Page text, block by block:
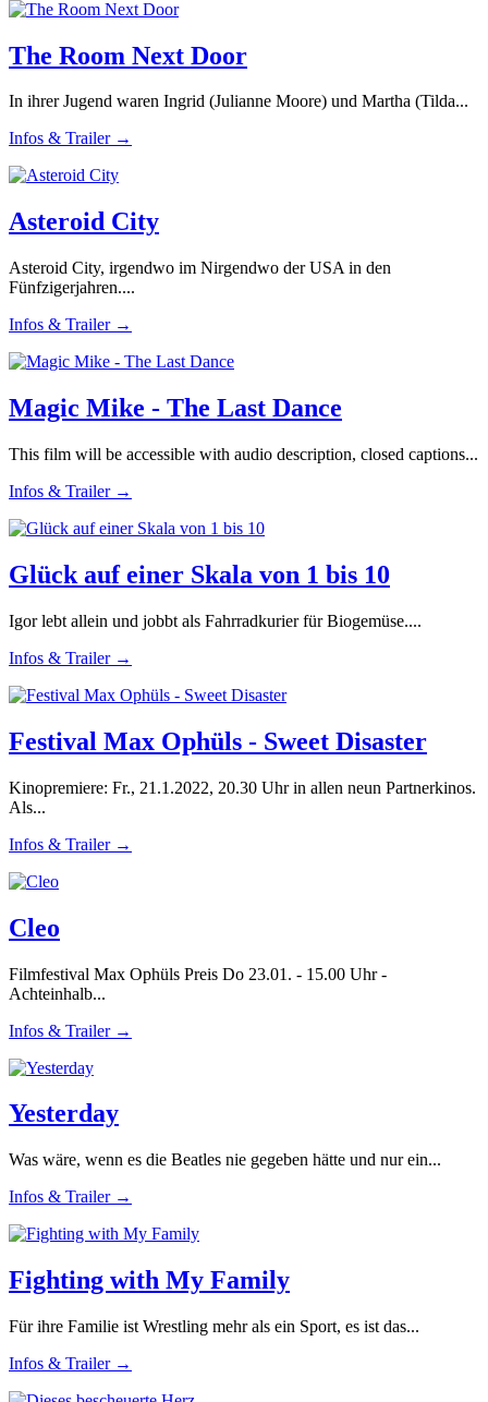
The Room Next Door
In ihrer Jugend waren Ingrid (Julianne Moore) und Martha (Tilda...
Infos & Trailer →
Asteroid City
Asteroid City, irgendwo im Nirgendwo der USA in den
Fünfzigerjahren....
Infos & Trailer →
Magic Mike - The Last Dance
This film will be accessible with audio description, closed captions...
Infos & Trailer →
Glück auf einer Skala von 1 bis 10
Igor lebt allein und jobbt als Fahrradkurier für Biogemüse....
Infos & Trailer →
Festival Max Ophüls - Sweet Disaster
Kinopremiere: Fr., 21.1.2022, 20.30 Uhr in allen neun Partnerkinos.
Als...
Infos & Trailer →
Cleo
Filmfestival Max Ophüls Preis Do 23.01. - 15.00 Uhr -
Achteinhalb...
Infos & Trailer →
Yesterday
Was wäre, wenn es die Beatles nie gegeben hätte und nur ein...
Infos & Trailer →
Fighting with My Family
Für ihre Familie ist Wrestling mehr als ein Sport, es ist das...
Infos & Trailer →